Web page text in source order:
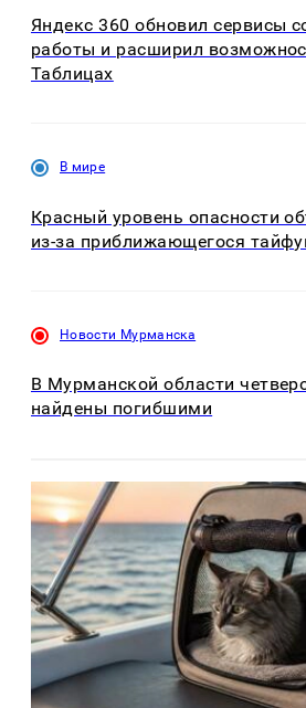
Яндекс 360 обновил сервисы
работы и расширил
Таблицах
В мире
Красный уровень опасности
из-за приближающегося
Новости Мурманска
В Мурманской области
найдены погибшими